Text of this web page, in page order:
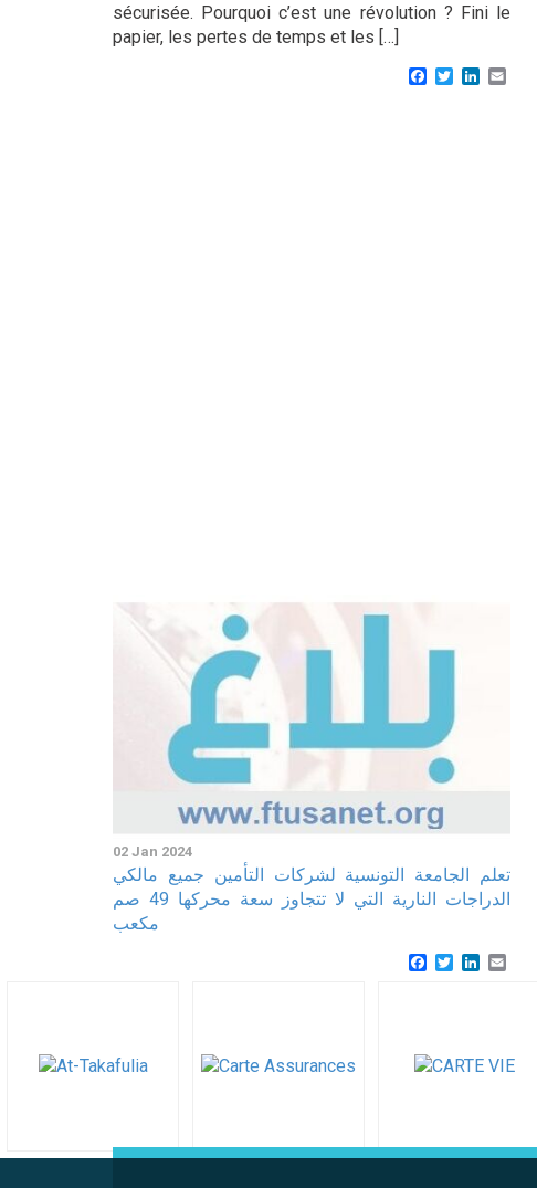
sécurisée. Pourquoi c’est une révolution ? Fini le
papier, les pertes de temps et les […]
Facebook
TwitterLinkedIn
02 Jan 2024
تعلم الجامعة التونسية لشركات التأمين جميع مالكي
الدراجات النارية التي لا تتجاوز سعة محركها 49 صم
مكعب
Facebook
TwitterLinkedIn